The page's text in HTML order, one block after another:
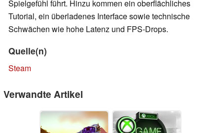
Spielgefühl führt. Hinzu kommen ein oberflächliches
Tutorial, ein überladenes Interface sowie technische
Schwächen wie hohe Latenz und FPS-Drops.
Quelle(n)
Steam
Verwandte Artikel